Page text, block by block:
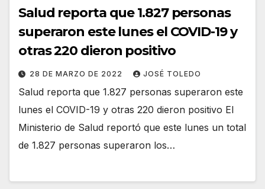
Salud reporta que 1.827 personas
superaron este lunes el COVID-19 y
otras 220 dieron positivo
28 DE MARZO DE 2022 JOSÉ TOLEDO
Salud reporta que 1.827 personas superaron este
lunes el COVID-19 y otras 220 dieron positivo El
Ministerio de Salud reportó que este lunes un total
de 1.827 personas superaron los…